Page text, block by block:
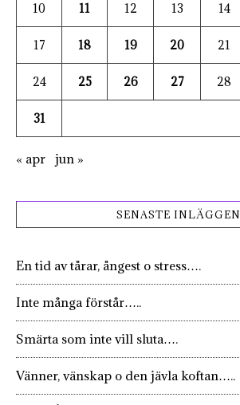
10 11 12 13 14
17 18 19 20 21
24 25 26 27 28
31
« apr jun »
SENASTE INLÄGGEN
En tid av tårar, ångest o stress….
Inte många förstår…..
Smärta som inte vill sluta….
Vänner, vänskap o den jävla koftan…..